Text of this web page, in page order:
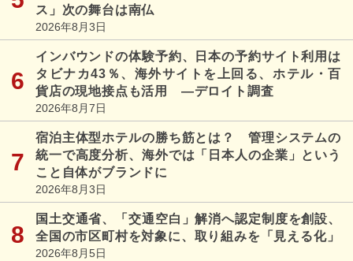
ス」次の舞台は南仏
2026年8月3日
インバウンドの体験予約、日本の予約サイト利用は
タビナカ43％、海外サイトを上回る、ホテル・百
貨店の現地接点も活用 ―デロイト調査
2026年8月7日
宿泊主体型ホテルの勝ち筋とは？ 管理システムの
統一で高度分析、海外では「日本人の企業」という
こと自体がブランドに
2026年8月3日
国土交通省、「交通空白」解消へ認定制度を創設、
全国の市区町村を対象に、取り組みを「見える化」
2026年8月5日